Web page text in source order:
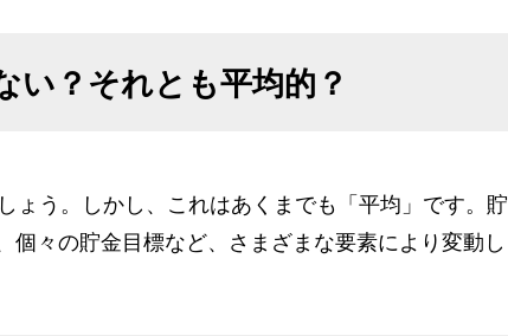
い？それとも平均的？
ょう。しかし、これはあくまでも「平均」です。貯
々の貯金目標など、さまざまな要素により変動し